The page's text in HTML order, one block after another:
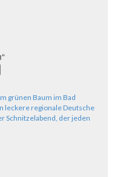
grünen Baum im Bad
leckere regionale Deutsche
Schnitzelabend, der jeden